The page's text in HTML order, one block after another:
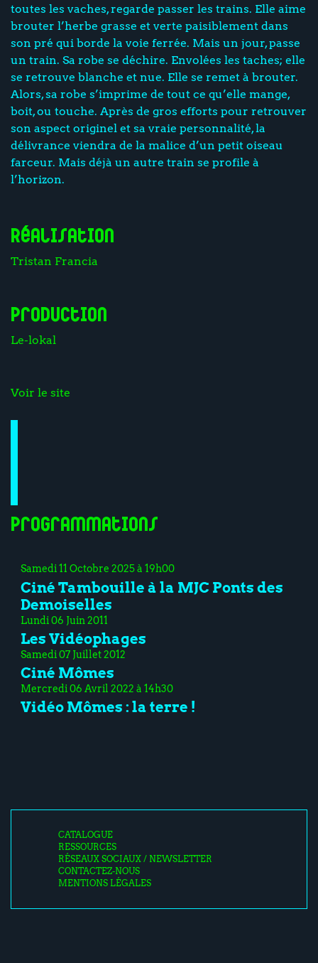
toutes les vaches, regarde passer les trains. Elle aime
brouter l’herbe grasse et verte paisiblement dans
son pré qui borde la voie ferrée. Mais un jour, passe
un train. Sa robe se déchire. Envolées les taches; elle
se retrouve blanche et nue. Elle se remet à brouter.
Alors, sa robe s’imprime de tout ce qu’elle mange,
boit, ou touche. Après de gros efforts pour retrouver
son aspect originel et sa vraie personnalité, la
délivrance viendra de la malice d’un petit oiseau
farceur. Mais déjà un autre train se profile à
l’horizon.
Réalisation
Tristan Francia
Production
Le-lokal
Voir le site
Programmations
Samedi 11 Octobre 2025 à 19h00
Ciné Tambouille à la MJC Ponts des
Demoiselles
Lundi 06 Juin 2011
Les Vidéophages
Samedi 07 Juillet 2012
Ciné Mômes
Mercredi 06 Avril 2022 à 14h30
Vidéo Mômes : la terre !
CATALOGUE
RESSOURCES
RÉSEAUX SOCIAUX / NEWSLETTER
CONTACTEZ-NOUS
MENTIONS LÉGALES